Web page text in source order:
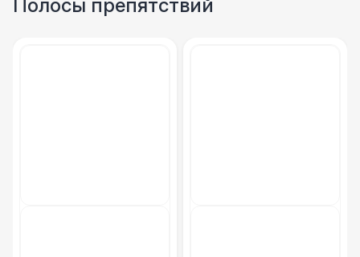
Полосы препятствий